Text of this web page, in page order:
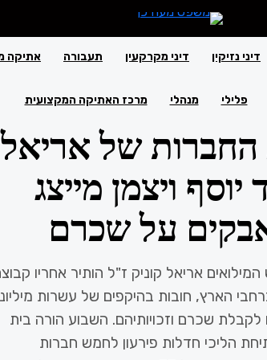
דיני נזיקין דיני מקרקעין תעבורה אתיקה
פלילי מנהלי מרכז האתיקה המקצועית
בהליכי חדלות
החברות של אריאל
ויצמן מייצג
אריאל קוניק ז"ל הותיר אחריו
הארץ, חובות בהיקפים של עשרות
שכרם וזכויותיהם. השבוע הורה בית
הליכי חדלות פירעון לחמש חברות